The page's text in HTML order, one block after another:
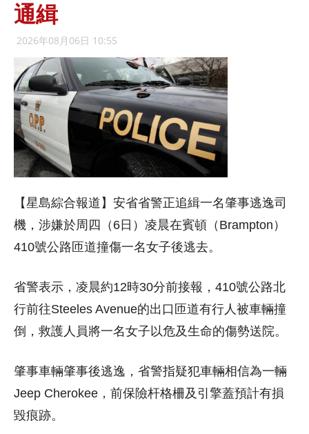
通緝
2026年08月06日 10:55
【星島綜合報道】安省省警正追緝一名肇事逃逸司
機，涉嫌於周四（6日）凌晨在賓頓（Brampton）
410號公路匝道撞傷一名女子後逃去。
省警表示，凌晨約12時30分前接報，410號公路北
行前往Steeles Avenue的出口匝道有行人被車輛撞
倒，救護人員將一名女子以危及生命的傷勢送院。
肇事車輛肇事後逃逸，省警指疑犯車輛相信為一輛
Jeep Cherokee，前保險杆格柵及引擎蓋預計有損
毀痕跡。